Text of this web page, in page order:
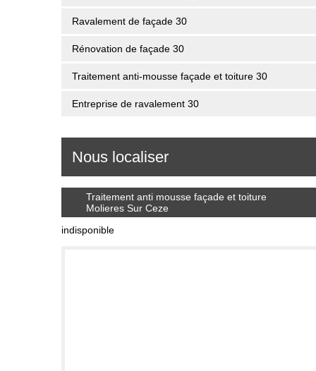
Ravalement de façade 30
Rénovation de façade 30
Traitement anti-mousse façade et toiture 30
Entreprise de ravalement 30
Nous localiser
Traitement anti mousse façade et toiture
Molieres Sur Ceze
indisponible